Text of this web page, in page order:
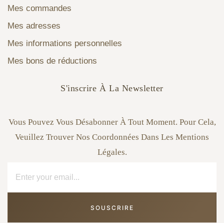
Mes commandes
Mes adresses
Mes informations personnelles
Mes bons de réductions
S'inscrire À La Newsletter
Vous Pouvez Vous Désabonner À Tout Moment. Pour Cela,
Veuillez Trouver Nos Coordonnées Dans Les Mentions
Légales.
SOUSCRIRE